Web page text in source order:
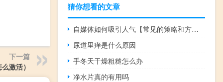
下一篇
激活）
猜你想看的文章
自媒体如何吸引人气【常见的策略和方法提高吸引力】
尿道里痒是什么原因
手冬天干燥粗糙怎么办
净水片真的有用吗